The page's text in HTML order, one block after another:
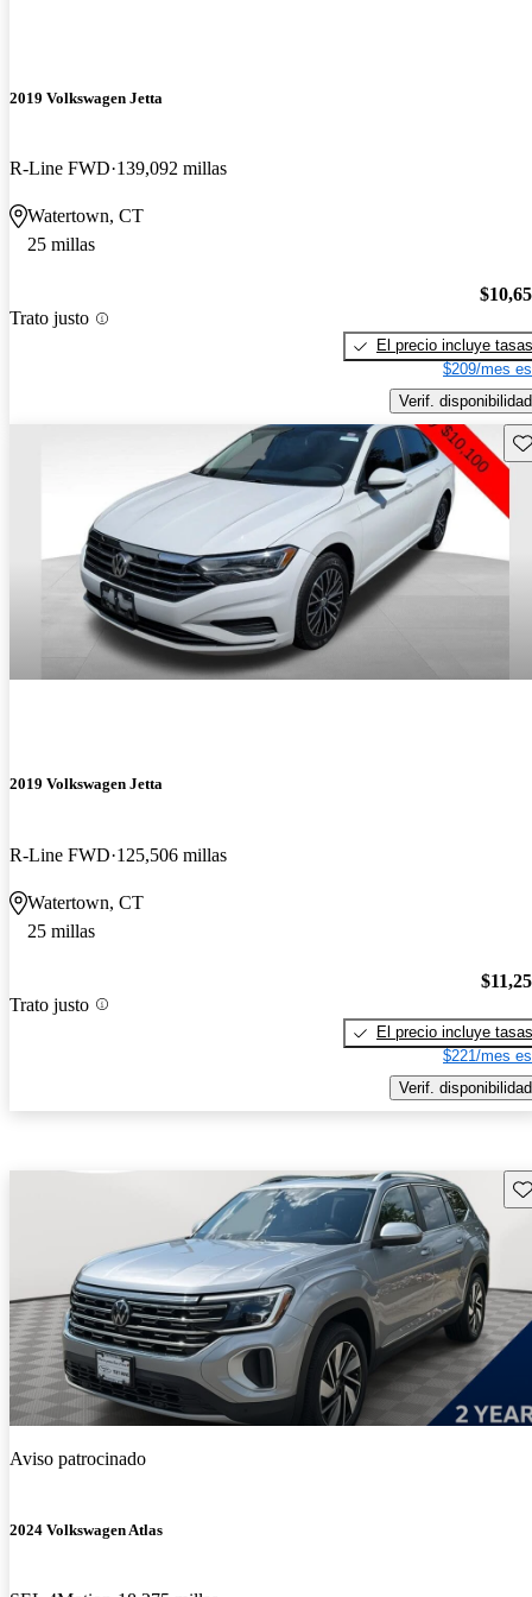
2019 Volkswagen Jetta
R-Line FWD 139,092 millas
Watertown, CT
25 millas
Trato justo
El precio incluye tasas
$209/mes
Verif. disponibilidad
2019 Volkswagen Jetta
R-Line FWD 125,506 millas
Watertown, CT
25 millas
Trato justo
El precio incluye tasas
$221/mes
Verif. disponibilidad
Aviso patrocinado
2024 Volkswagen Atlas